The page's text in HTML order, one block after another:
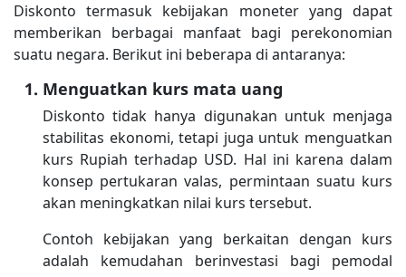
Diskonto termasuk kebijakan moneter yang dapat
memberikan berbagai manfaat bagi perekonomian
suatu negara. Berikut ini beberapa di antaranya:
Menguatkan kurs mata uang
Diskonto tidak hanya digunakan untuk menjaga
stabilitas ekonomi, tetapi juga untuk menguatkan
kurs Rupiah terhadap USD. Hal ini karena dalam
konsep pertukaran valas, permintaan suatu kurs
akan meningkatkan nilai kurs tersebut.
Contoh kebijakan yang berkaitan dengan kurs
adalah kemudahan berinvestasi bagi pemodal